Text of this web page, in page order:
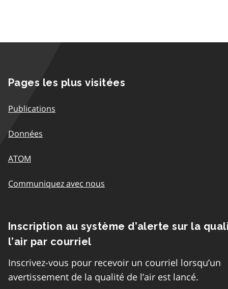
Pages les plus visitées
Publications
Données
ATOM
Communiquez avec nous
Inscription au système d’alerte sur la
l’air par courriel
Inscrivez-vous pour recevoir un courriel lorsqu’un
avertissement de la qualité de l’air est lancé.